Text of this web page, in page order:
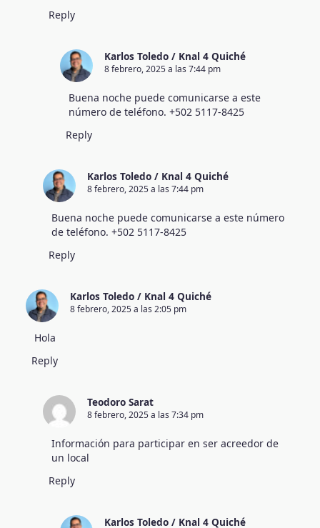
Reply
Karlos Toledo / Knal 4 Quiché
8 febrero, 2025 a las 7:44 pm
Buena noche puede comunicarse a este
número de teléfono. +502 5117-8425
Reply
Karlos Toledo / Knal 4 Quiché
8 febrero, 2025 a las 7:44 pm
Buena noche puede comunicarse a este número
de teléfono. +502 5117-8425
Reply
Karlos Toledo / Knal 4 Quiché
8 febrero, 2025 a las 2:05 pm
Hola
Reply
Teodoro Sarat
8 febrero, 2025 a las 7:34 pm
Información para participar en ser acreedor de
un local
Reply
Karlos Toledo / Knal 4 Quiché